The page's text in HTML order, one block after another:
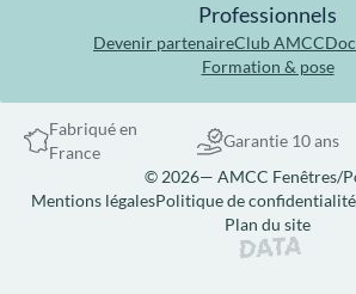
Professionnels
Devenir partenaireClub AMCC
Formation & pose
Fabriqué en
France
Garantie 10 ans
© 2026— AMCC Fenêtres/
Mentions légalesPolitique de confidentialité
Plan du site
Site réalisé